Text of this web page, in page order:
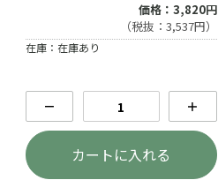
価格：3,820円
（税抜：3,537円）
在庫：在庫あり
－ ＋
カートに入れる